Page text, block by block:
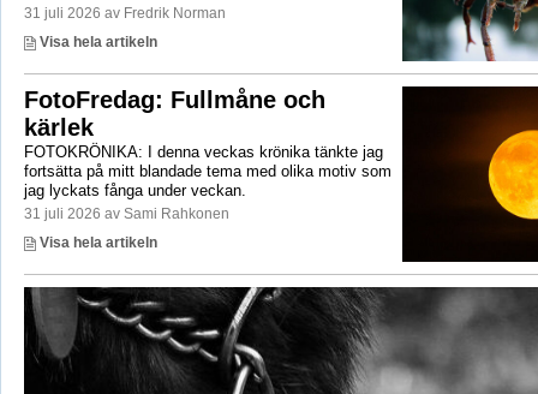
31 juli 2026 av Fredrik Norman
Visa hela artikeln
FotoFredag: Fullmåne och
kärlek
FOTOKRÖNIKA: I denna veckas krönika tänkte jag
fortsätta på mitt blandade tema med olika motiv som
jag lyckats fånga under veckan.
31 juli 2026 av Sami Rahkonen
Visa hela artikeln